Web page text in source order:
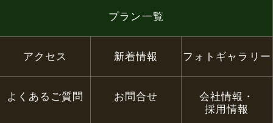
プラン一覧
アクセス 新着情報 フォトギャラリー
よくあるご質問 お問合せ
会社情報・
採用情報